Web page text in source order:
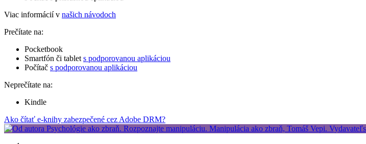
Viac informácií v našich návodoch
Prečítate na:
Pocketbook
Smartfón či tablet s podporovanou aplikáciou
Počítač s podporovanou aplikáciou
Neprečítate na:
Kindle
Ako čítať e-knihy zabezpečené cez Adobe DRM?